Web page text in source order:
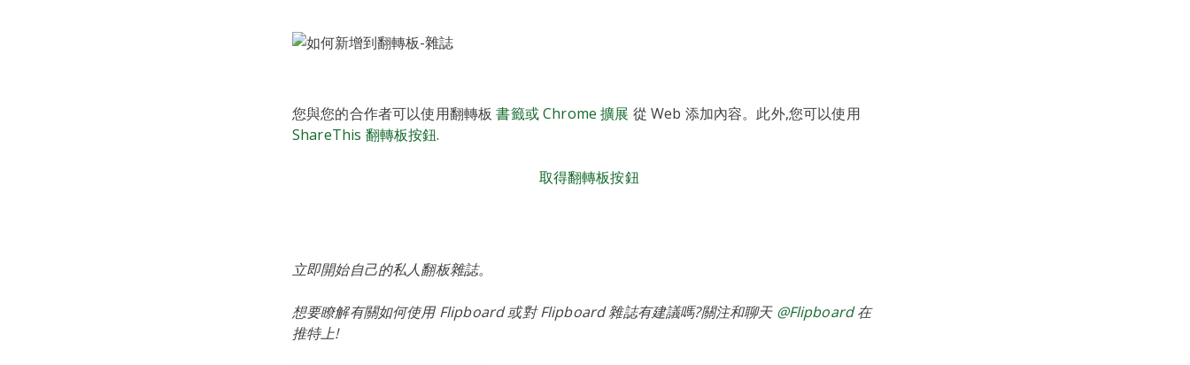
您與您的合作者可以使用翻轉板書籤或 Chrome 擴展 從 Web 添加內容。此外,您可以使用
ShareThis 翻轉板按鈕.
取得翻轉板按鈕
立即開始自己的私人翻板雜誌。
想要瞭解有關如何使用 Flipboard 或對 Flipboard 雜誌有建議嗎?關注和聊天 @Flipboard在
推特上!